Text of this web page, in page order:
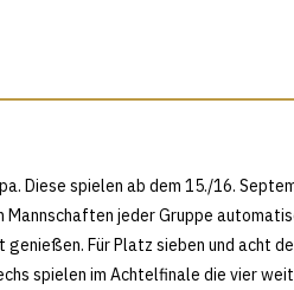
Diese spielen ab dem 15./16.
Mannschaften jeder Gruppe
genießen. Für Platz sieben und acht
spielen im Achtelfinale die vier